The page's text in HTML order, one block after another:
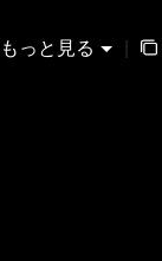
もっと見る |